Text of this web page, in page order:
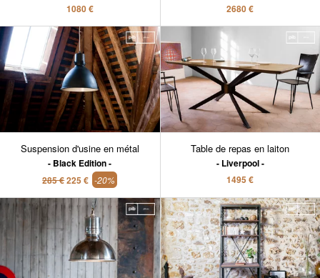
1080 €
2680 €
Suspension d'usine en métal
Black Edition
285 €225 € -20%
Table de repas en laiton
Liverpool
1495 €